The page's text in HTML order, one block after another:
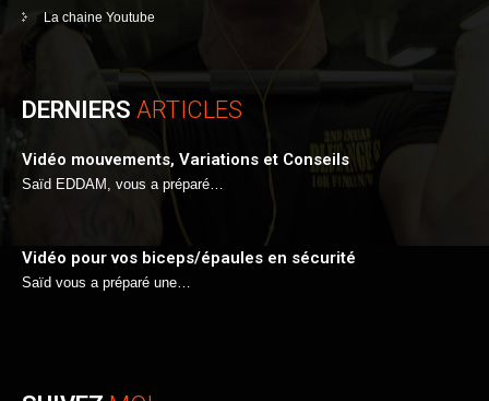
La chaine Youtube
DERNIERS ARTICLES
Vidéo mouvements, Variations et Conseils
Saïd EDDAM, vous a préparé…
Vidéo pour vos biceps/épaules en sécurité
Saïd vous a préparé une…